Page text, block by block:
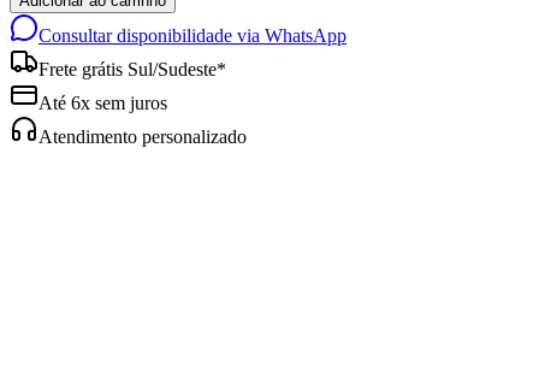
Consultar disponibilidade via WhatsApp
Frete grátis Sul/Sudeste*
Até 6x sem juros
Atendimento personalizado